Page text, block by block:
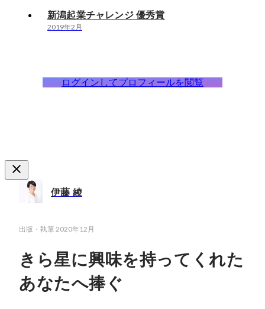
新潟起業チャレンジ 優秀賞
2019年2月
ログインしてプロフィールを閲覧
伊藤 綾
出版・執筆2020年12月
きら星に興味を持ってくれた
あなたへ捧ぐ